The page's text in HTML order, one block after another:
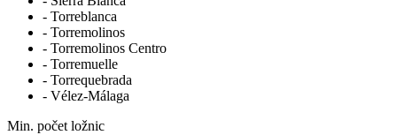
- Torreblanca
- Torremolinos
- Torremolinos Centro
- Torremuelle
- Torrequebrada
- Vélez-Málaga
Min. počet ložnic